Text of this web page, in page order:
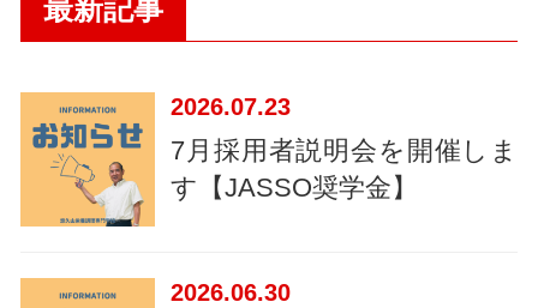
最新記事
2026 07.23
7月採用者説明会を開催しま
す【JASSO奨学金】
2026 06.30